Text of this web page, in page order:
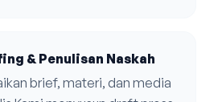
& Penulisan Naskah
brief, materi, dan media